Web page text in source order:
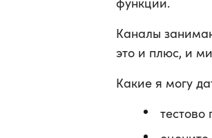
Каналы
это и плюс, и
Какие я могу
тестово